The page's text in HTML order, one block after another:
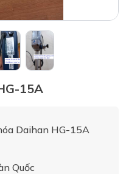
15A
Daihan HG-15A
Quốc